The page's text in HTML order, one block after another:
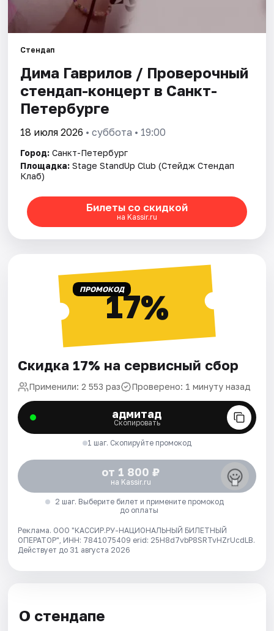
Стендап
Дима Гаврилов / Проверочный
стендап-концерт в Санкт-
Петербурге
18 июля 2026 • суббота • 19:00
Город: Санкт-Петербург
Площадка: Stage StandUp Club (Стейдж Стендап
Клаб)
Билеты со скидкой
на Kassir.ru
ПРОМОКОД17%
Скидка 17% на сервисный сбор
Применили: 2 553 раз Проверено: 1 минуту назад
адмитад
Скопировать
1 шаг. Скопируйте промокод
от 1 800 ₽
на Kassir.ru
2 шаг. Выберите билет и примените промокод
до оплаты
Реклама. ООО "КАССИР.РУ-НАЦИОНАЛЬНЫЙ БИЛЕТНЫЙ
ОПЕРАТОР", ИНН: 7841075409 erid: 25H8d7vbP8SRTvHZrUcdLB.
Действует до 31 августа 2026
О стендапе